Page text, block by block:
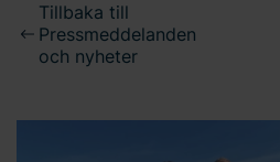
Tillbaka till
Pressmeddelanden
och nyheter